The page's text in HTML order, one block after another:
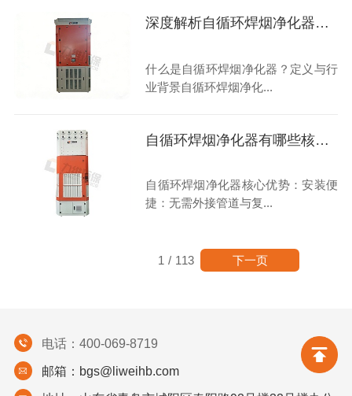
深度解析自循环焊烟净化器：原理、应用
什么是自循环焊烟净化器？定义与行
业背景自循环焊烟净化...
自循环焊烟净化器有哪些核心优势？
自循环焊烟净化器核心优势：安装便
捷：无需外接管道与复...
1 / 113 下一页
电话：400-069-8719
邮箱：bgs@liweihb.com